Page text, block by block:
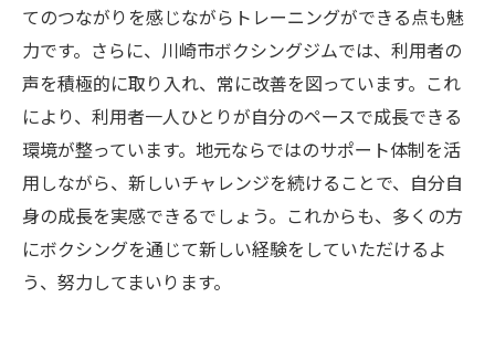
てのつながりを感じながらトレーニングができる点も魅
力です。さらに、川崎市ボクシングジムでは、利用者の
声を積極的に取り入れ、常に改善を図っています。これ
により、利用者一人ひとりが自分のペースで成長できる
環境が整っています。地元ならではのサポート体制を活
用しながら、新しいチャレンジを続けることで、自分自
身の成長を実感できるでしょう。これからも、多くの方
にボクシングを通じて新しい経験をしていただけるよ
う、努力してまいります。